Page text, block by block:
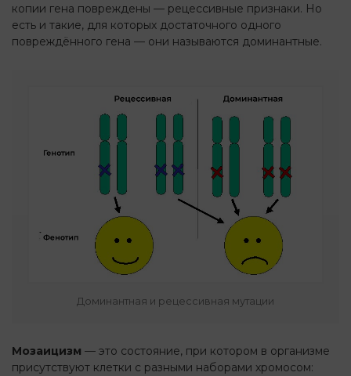
копии гена повреждены — рецессивные признаки. Но
есть и такие, для которых достаточного одного
повреждённого гена — они называются доминантные.
Доминантная и рецессивная мутации
Мозаицизм — это состояние, при котором в организме
присутствуют клетки с разными наборами хромосом: